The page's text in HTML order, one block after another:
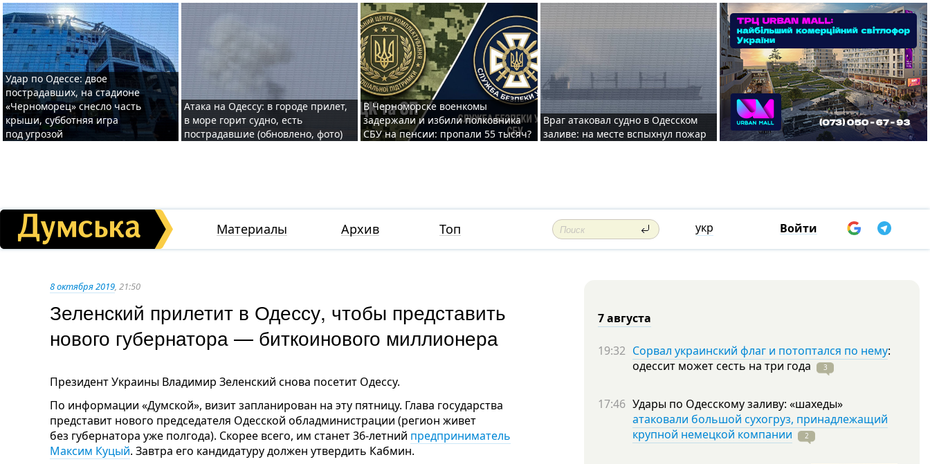
Удар по Одессе: двое
пострадавших, на стадионе
«Черноморец» снесло часть
крыши, субботняя игра
под угрозой
Атака на Одессу: в городе прилет,
в море горит судно, есть
пострадавшие (обновлено, фото)
В Черноморске военкомы
задержали и избили полковника
СБУ на пенсии: пропали 55 тысяч?
Враг атаковал судно в Одесском
заливе: на месте вспыхнул пожар
Материалы Архив Топ укр Войти
8 октября 2019, 21:50
Зеленский прилетит в Одессу, чтобы представить
нового губернатора — биткоинового миллионера
Президент Украины Владимир Зеленский снова посетит Одессу.
По информации «Думской», визит запланирован на эту пятницу. Глава государства
представит нового председателя Одесской обладминистрации (регион живет
без губернатора уже полгода). Скорее всего, им станет 36-летний предприниматель
Максим Куцый. Завтра его кандидатуру должен утвердить Кабмин.
7 августа
19:32 Сорвал украинский флаг и потоптался по нему:
одессит может сесть на три года 3
17:46 Удары по Одесскому заливу: «шахеды»
атаковали большой сухогруз, принадлежащий
крупной немецкой компании
2